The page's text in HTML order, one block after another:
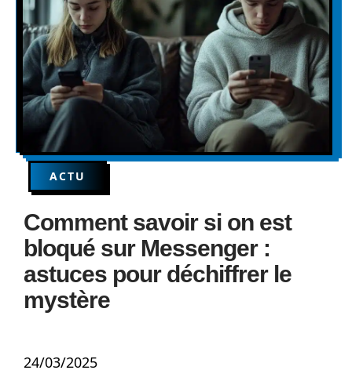
ACTU
Comment savoir si on est
bloqué sur Messenger :
astuces pour déchiffrer le
mystère
24/03/2025